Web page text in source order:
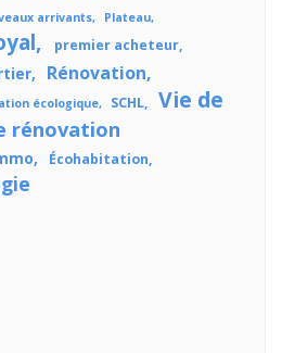
arrivants Plateau
premier acheteur
Rénovation
écologique SCHL
Vie de
rénovation
Écohabitation